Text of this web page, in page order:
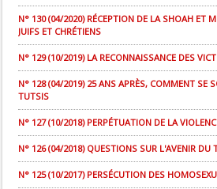
N° 130 (04/2020) RÉCEPTION DE LA SHOAH ET
JUIFS ET CHRÉTIENS
N° 129 (10/2019) LA RECONNAISSANCE DES
N° 128 (04/2019) 25 ANS APRÈS, COMMENT SE
TUTSIS
N° 127 (10/2018) PERPÉTUATION DE LA
N° 126 (04/2018) QUESTIONS SUR L'AVENIR DU
N° 125 (10/2017) PERSÉCUTION DES